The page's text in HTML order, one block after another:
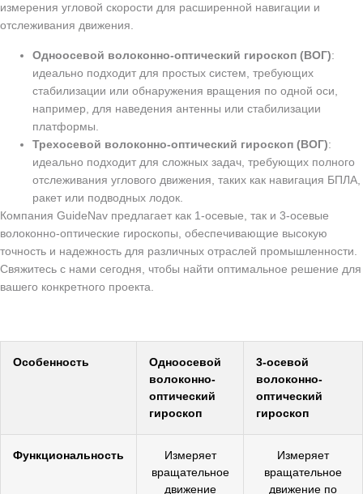
измерения угловой скорости для расширенной навигации и
отслеживания движения.
Одноосевой волоконно-оптический гироскоп (ВОГ):
идеально подходит для простых систем, требующих
стабилизации или обнаружения вращения по одной оси,
например, для наведения антенны или стабилизации
платформы.
Трехосевой волоконно-оптический гироскоп (ВОГ):
идеально подходит для сложных задач, требующих полного
отслеживания углового движения, таких как навигация БПЛА,
ракет или подводных лодок.
Компания GuideNav предлагает как 1-осевые, так и 3-осевые
волоконно-оптические гироскопы, обеспечивающие высокую
точность и надежность для различных отраслей промышленности.
Свяжитесь с нами сегодня, чтобы найти оптимальное решение для
вашего конкретного проекта.
Особенность
Одноосевой
волоконно-
оптический
гироскоп
3-осевой
волоконно-
оптический
гироскоп
Функциональность
Измеряет
вращательное
движение
Измеряет
вращательное
движение по